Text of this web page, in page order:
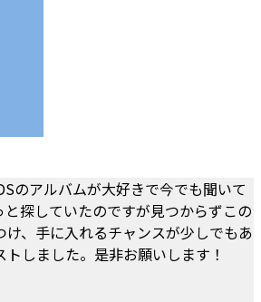
のアルバムが大好きで今でも聞いて
と探していたのですが見つからずこの
け、手に入れるチャンスが少しでもあ
しました。是非お願いします！